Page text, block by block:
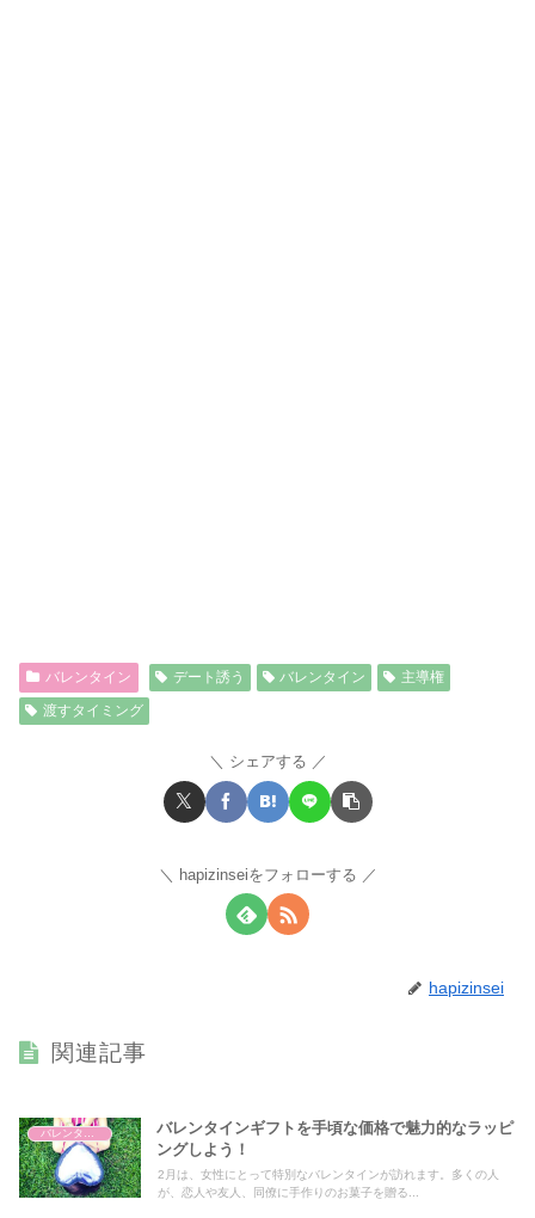
バレンタイン デート誘う バレンタイン
主導権
渡すタイミング
シェアする
hapizinseiをフォローする
hapizinsei
関連記事
バレンタインギフトを手頃な価格で魅力的なラッピ
ングしよう！
2月は、女性にとって特別なバレンタインが訪れます。多くの人
が、恋人や友人、同僚に手作りのお菓子を贈る...